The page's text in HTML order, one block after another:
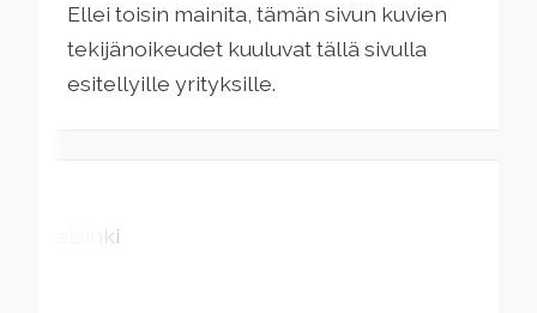
Ellei toisin mainita, tämän sivun kuvien
tekijänoikeudet kuuluvat tällä sivulla
esitellyille yrityksille.
Helsinki